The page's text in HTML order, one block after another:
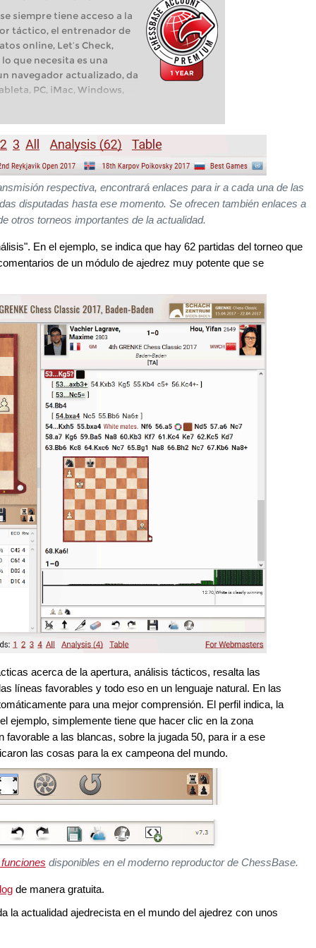
siempre tiene acceso a la
táctico, el entrenador de
online, Let’s Check,
lo que necesita es una
navegador actualizado, da
PC, iMac, Windows,
respectiva, encontrará enlaces para ir a cada una de las
disputadas hasta ese momento. Se ofrecen también enlaces a
otros torneos importantes de la actualidad.
En el ejemplo, se indica que hay 62 partidas del torneo que
de un módulo de ajedrez muy potente que se
acerca de la apertura, análisis tácticos, resalta las
líneas favorables y todo eso en un lenguaje natural. En las
para una mejor comprensión. El perfil indica, la
ejemplo, simplemente tiene que hacer clic en la zona
favorable a las blancas, sobre la jugada 50, para ir a ese
las cosas para la ex campeona del mundo.
disponibles en el moderno reproductor de ChessBase.
de manera gratuita.
la actualidad ajedrecista en el mundo del ajedrez con unos